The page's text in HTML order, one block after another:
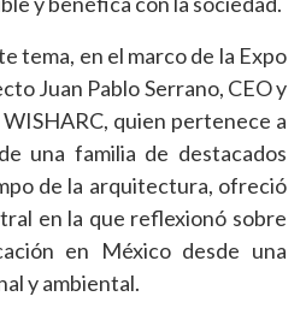
tema, en el marco de la Expo
Juan Pablo Serrano, CEO y
quien pertenece a
una familia de destacados
de la arquitectura, ofreció
en la que reflexionó sobre
en México desde una
y ambiental.